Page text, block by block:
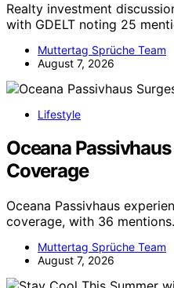
Realty investment
with GDELT noting 25
Muttertag Sprüche Team
August 7, 2026
Lifestyle
Oceana
Coverage
Oceana Passivhaus
coverage, with 36
Muttertag Sprüche Team
August 7, 2026